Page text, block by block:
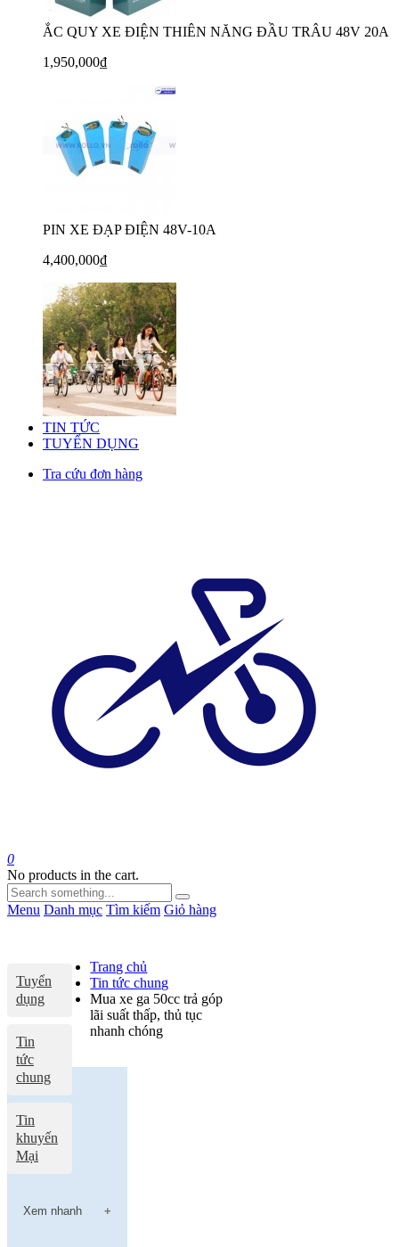
ẮC QUY XE ĐIỆN THIÊN NĂNG ĐẦU TRÂU 48V 20A
1,950,000₫
PIN XE ĐẠP ĐIỆN 48V-10A
4,400,000₫
TIN TỨC
TUYỂN DỤNG
Tra cứu đơn hàng
0
No products in the cart.
Menu Danh mục Tìm kiếm Giỏ hàng
Tuyển
dụng
Tin
tức
chung
Tin
khuyến
Mại
Trang chủ
Tin tức chung
Mua xe ga 50cc trả góp
lãi suất thấp, thủ tục
nhanh chóng
Xem nhanh